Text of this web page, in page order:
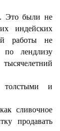
Это были не
индейских
работы не
лендлизу
и
сливочное
продавать